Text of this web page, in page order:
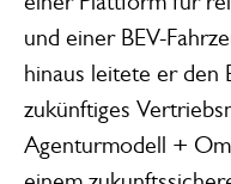
und einer BEV-
hinaus leitete er den
zukünftiges
Agenturmodell +